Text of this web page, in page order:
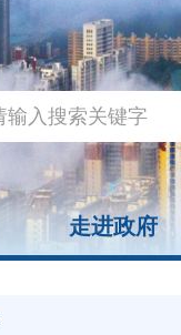
走进政府